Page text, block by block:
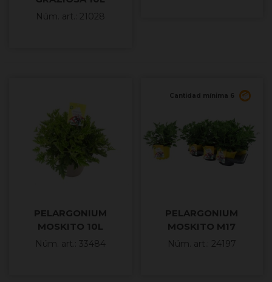
Núm. art.: 21028
PELARGONIUM
MOSKITO 10L
Núm. art.: 33484
Cantidad mínima 6
PELARGONIUM
MOSKITO M17
Núm. art.: 24197